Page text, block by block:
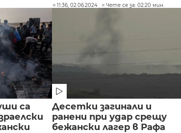
11:36, 02.06.2024 Чете се за: 02:20 мин.
са
Десетки загинали и
ранени при удар срещу
бежански лагер в Рафа